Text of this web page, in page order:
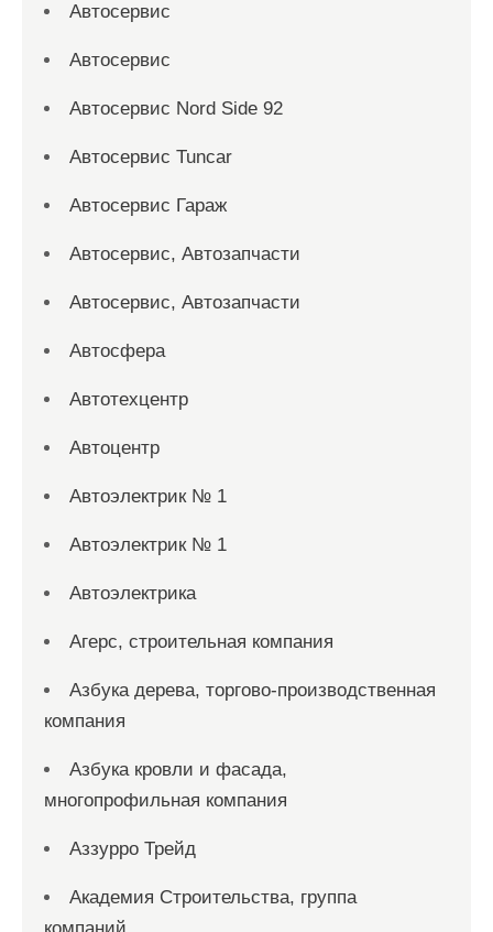
Автосервис
Автосервис
Автосервис Nord Side 92
Автосервис Tuncar
Автосервис Гараж
Автосервис, Автозапчасти
Автосервис, Автозапчасти
Автосфера
Автотехцентр
Автоцентр
Автоэлектрик № 1
Автоэлектрик № 1
Автоэлектрика
Агерс, строительная компания
Азбука дерева, торгово-производственная
компания
Азбука кровли и фасада,
многопрофильная компания
Аззурро Трейд
Академия Строительства, группа